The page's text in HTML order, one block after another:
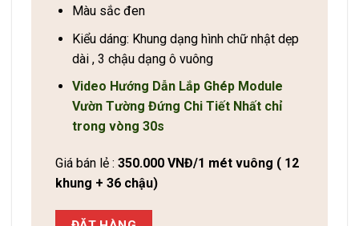
Màu sắc đen
Kiểu dáng: Khung dạng hình chữ nhật dẹp
dài , 3 chậu dạng ô vuông
Video Hướng Dẫn Lắp Ghép Module
Vườn Tường Đứng Chi Tiết Nhất chỉ
trong vòng 30s
Giá bán lẻ : 350.000 VNĐ/1 mét vuông ( 12
khung + 36 chậu)